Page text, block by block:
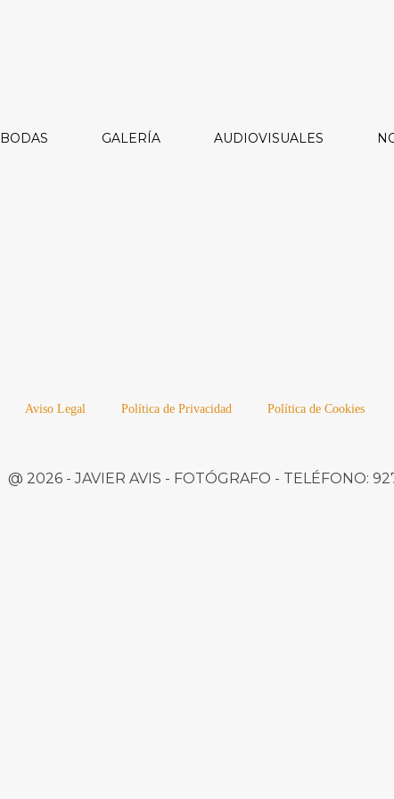
BODAS GALERÍA AUDIOVISUALES
Aviso Legal Política de Privacidad Política de Cookies
@ 2026 -JAVIER AVIS - FOTÓGRAFO - TELÉFONO: